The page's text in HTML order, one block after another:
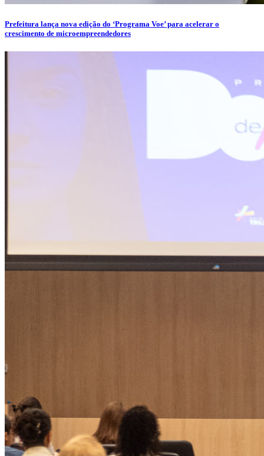
Prefeitura lança nova edição do ‘Programa Voe’ para acelerar o
crescimento de microempreendedores